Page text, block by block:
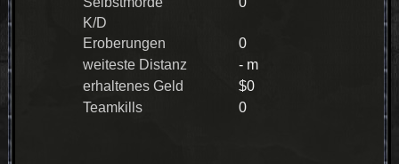
K/D
Eroberungen
0
weiteste Distanz
- m
erhaltenes Geld
$0
Teamkills
0